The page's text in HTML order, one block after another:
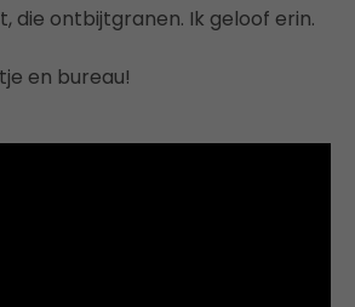
die ontbijtgranen. Ik geloof erin.
en bureau!